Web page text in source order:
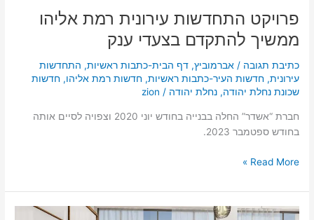
פרויקט התחדשות עירונית רמת אליהו
ממשיך להתקדם בצעדי ענק
כתיבת תגובה /אברמוביץ,דף הבית-כתבות ראשיות, התחדשות
עירונית,חדשות העיר-כתבות ראשיות,חדשות רמת אליהו,חדשות
שכונת נחלת יהודה,נחלת יהודה /
zion
חברת “אשדר” החלה בבנייה בחודש יוני 2020 וצפויה לסיים אותה
בחודש ספטמבר 2023.
Read More »
אלישבע